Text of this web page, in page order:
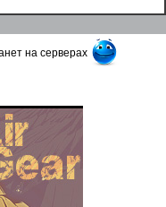
на серверах